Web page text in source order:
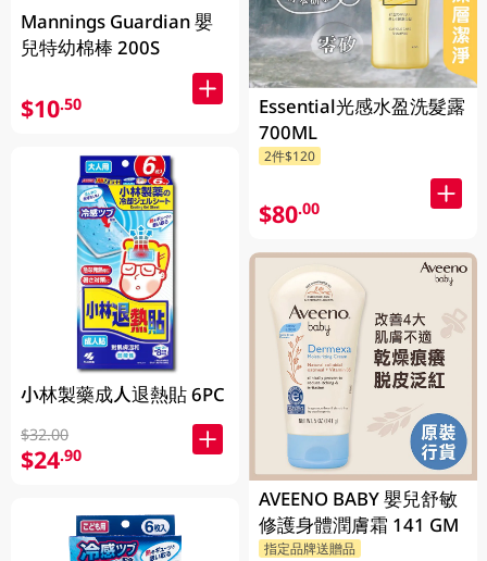
Mannings Guardian 嬰
兒特幼棉棒 200S
$10.50
小林製藥成人退熱貼 6PC
$32.00
$24.90
Essential光感水盈洗髮露
700ML
2件$120
$80.00
AVEENO BABY 嬰兒舒敏
修護身體潤膚霜 141 GM
指定品牌送贈品